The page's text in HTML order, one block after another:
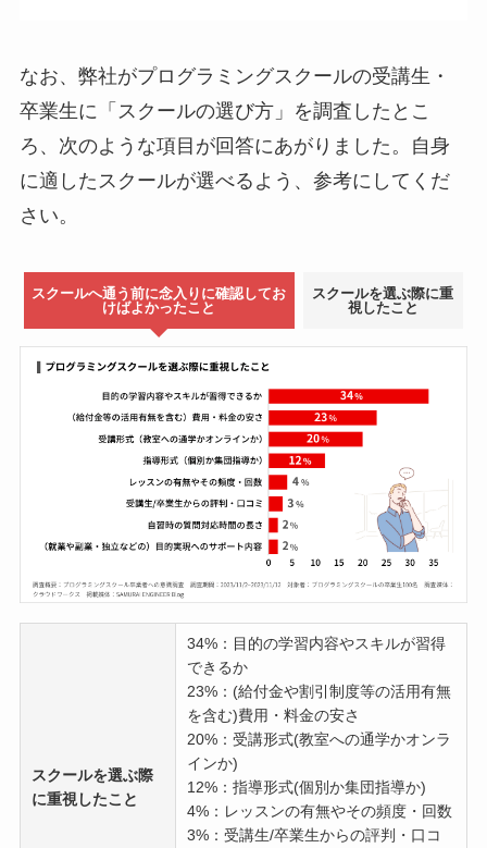
なお、弊社がプログラミングスクールの受講生・
卒業生に「スクールの選び方」を調査したとこ
ろ、次のような項目が回答にあがりました。自身
に適したスクールが選べるよう、参考にしてくだ
さい。
スクールへ通う前に念入りに確認してお
けばよかったこと
スクールを選ぶ際に重
視したこと
スクールを選ぶ際
に重視したこと
34%：目的の学習内容やスキルが習得
できるか
23%：(給付金や割引制度等の活用有無
を含む)費用・料金の安さ
20%：受講形式(教室への通学かオンラ
インか)
12%：指導形式(個別か集団指導か)
4%：レッスンの有無やその頻度・回数
3%：受講生/卒業生からの評判・口コ